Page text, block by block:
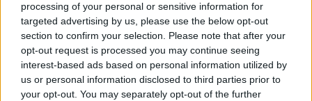
processing of your personal or sensitive information for
targeted advertising by us, please use the below opt-out
section to confirm your selection. Please note that after your
opt-out request is processed you may continue seeing
interest-based ads based on personal information utilized by
us or personal information disclosed to third parties prior to
your opt-out. You may separately opt-out of the further
«La Zona Especial Canaria: luces y sombras».
Revista Hacienda Canaria, 33, pp. 93-108.
Disponible aquí